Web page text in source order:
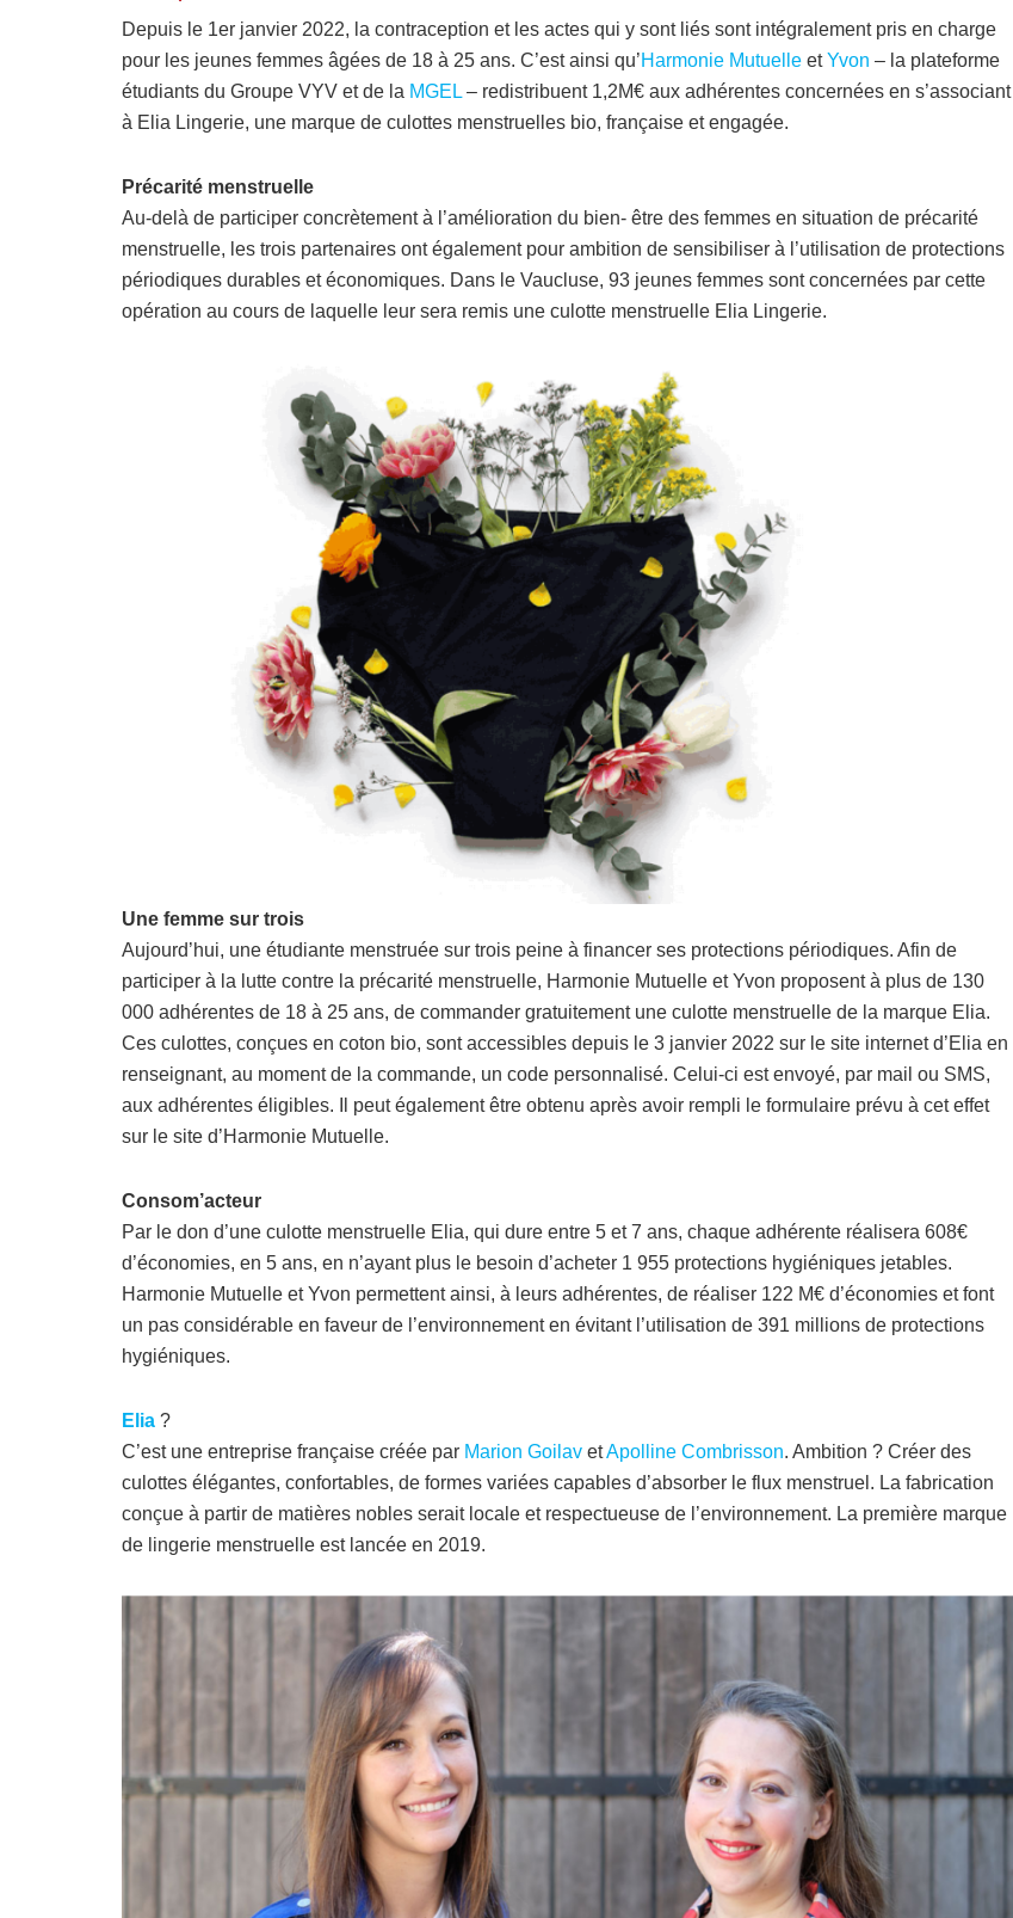
Depuis le 1er janvier 2022, la contraception et les actes qui y sont liés sont intégralement pris en charge
pour les jeunes femmes âgées de 18 à 25 ans. C’est ainsi qu’Harmonie Mutuelle etYvon – la plateforme
étudiants du Groupe VYV et de la MGEL – redistribuent 1,2M€ aux adhérentes concernées en s’associant
à Elia Lingerie, une marque de culottes menstruelles bio, française et engagée.
Précarité menstruelle
Au-delà de participer concrètement à l’amélioration du bien- être des femmes en situation de précarité
menstruelle, les trois partenaires ont également pour ambition de sensibiliser à l’utilisation de protections
périodiques durables et économiques. Dans le Vaucluse, 93 jeunes femmes sont concernées par cette
opération au cours de laquelle leur sera remis une culotte menstruelle Elia Lingerie.
Une femme sur trois
Aujourd’hui, une étudiante menstruée sur trois peine à financer ses protections périodiques. Afin de
participer à la lutte contre la précarité menstruelle, Harmonie Mutuelle et Yvon proposent à plus de 130
000 adhérentes de 18 à 25 ans, de commander gratuitement une culotte menstruelle de la marque Elia.
Ces culottes, conçues en coton bio, sont accessibles depuis le 3 janvier 2022 sur le site internet d’Elia en
renseignant, au moment de la commande, un code personnalisé. Celui-ci est envoyé, par mail ou SMS,
aux adhérentes éligibles. Il peut également être obtenu après avoir rempli le formulaire prévu à cet effet
sur le site d’Harmonie Mutuelle.
Consom’acteur
Par le don d’une culotte menstruelle Elia, qui dure entre 5 et 7 ans, chaque adhérente réalisera 608€
d’économies, en 5 ans, en n’ayant plus le besoin d’acheter 1 955 protections hygiéniques jetables.
Harmonie Mutuelle et Yvon permettent ainsi, à leurs adhérentes, de réaliser 122 M€ d’économies et font
un pas considérable en faveur de l’environnement en évitant l’utilisation de 391 millions de protections
hygiéniques.
Elia ?
C’est une entreprise française créée par Marion Goilav etApolline Combrisson. Ambition ? Créer des
culottes élégantes, confortables, de formes variées capables d’absorber le flux menstruel. La fabrication
conçue à partir de matières nobles serait locale et respectueuse de l’environnement. La première marque
de lingerie menstruelle est lancée en 2019.